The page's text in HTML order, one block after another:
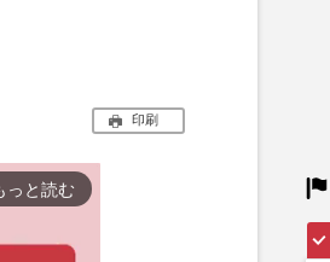
印刷
っと読む